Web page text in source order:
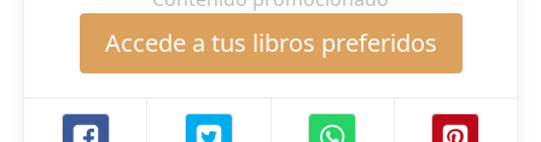
Accede a tus libros preferidos